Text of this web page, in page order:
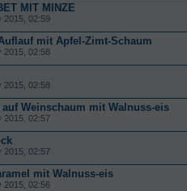
MIT MINZE
2015, 02:59
mit Apfel-Zimt-Schaum
2015, 02:58
2015, 02:58
Weinschaum mit Walnuss-eis
2015, 02:57
2015, 02:57
mit Walnuss-eis
2015, 02:56